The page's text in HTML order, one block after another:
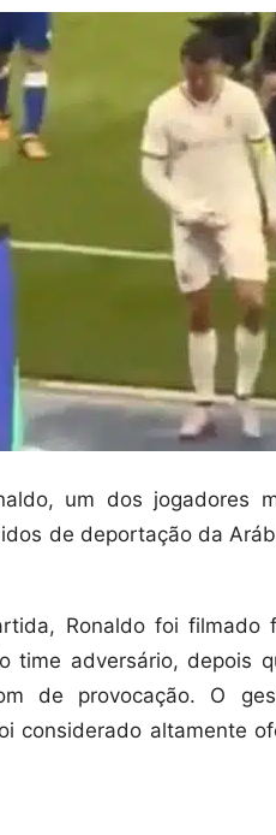
um dos jogadores
de deportação da
Ronaldo foi
time adversário, depois
de provocação. O
considerado altamente